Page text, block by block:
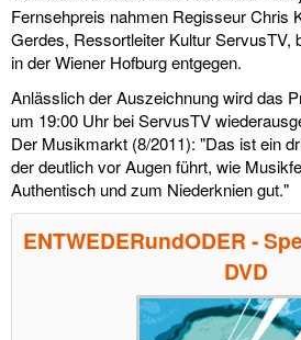
huberts
schreibtisch
ETC.
vermischtes
links
Fernsehpreis nahmen Regisseur Chris
Gerdes, Ressortleiter Kultur ServusTV,
in der Wiener Hofburg entgegen.
Anlässlich der Auszeichnung wird das
um 19:00 Uhr bei ServusTV
Der Musikmarkt (8/2011): "Das ist ein
der deutlich vor Augen führt, wie
Authentisch und zum Niederknien gut."
ENTWEDERundODER -
DVD